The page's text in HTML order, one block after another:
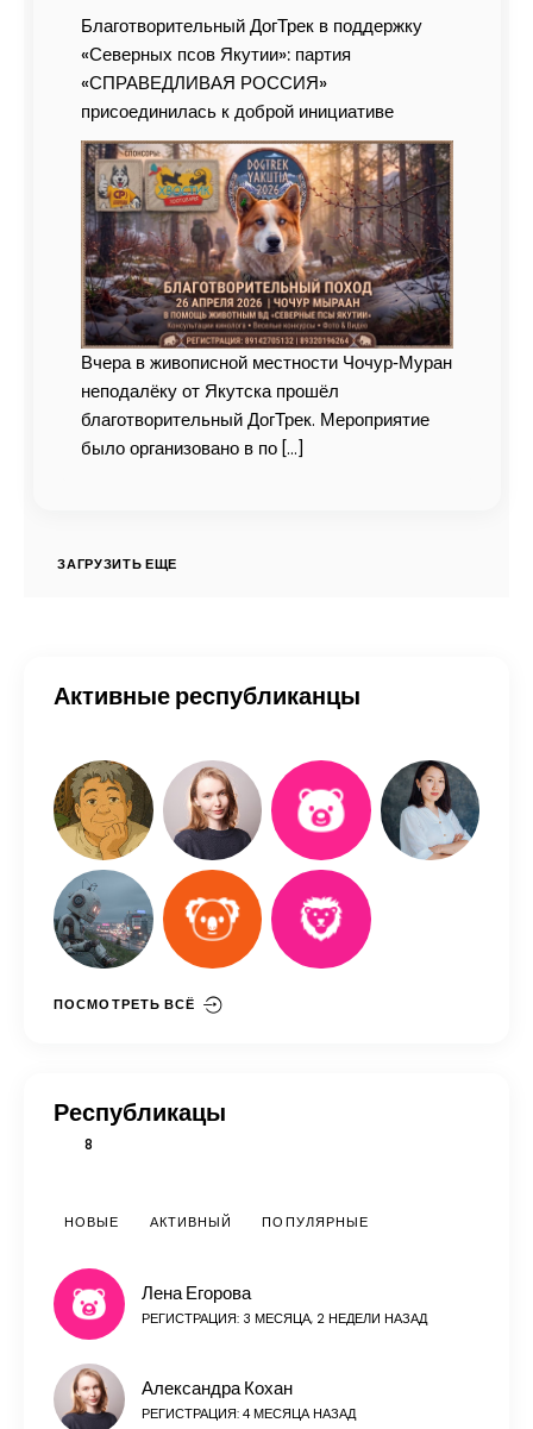
Активные республиканцы
ПОСМОТРЕТЬ ВСЁ
Республикацы
8
НОВЫЕ АКТИВНЫЙ ПОПУЛЯРНЫЕ
Лена Егорова
РЕГИСТРАЦИЯ: 3 МЕСЯЦА, 2 НЕДЕЛИ НАЗАД
Александра Кохан
РЕГИСТРАЦИЯ: 4 МЕСЯЦА НАЗАД
Благотворительный ДогТрек в поддержку
«Северных псов Якутии»: партия
«СПРАВЕДЛИВАЯ РОССИЯ»
присоединилась к доброй инициативе
Вчера в живописной местности Чочур‑Муран
неподалёку от Якутска прошёл
благотворительный ДогТрек. Мероприятие
было организовано в по […]
ЗАГРУЗИТЬ ЕЩЕ